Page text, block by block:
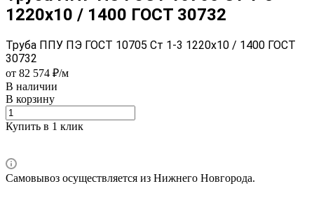
1220x10 / 1400 ГОСТ 30732
Труба ППУ ПЭ ГОСТ 10705 Ст 1-3 1220x10 / 1400 ГОСТ
30732
от 82 574 ₽/м
В наличии
В корзину
Купить в 1 клик
Самовывоз осуществляется из Нижнего Новгорода.